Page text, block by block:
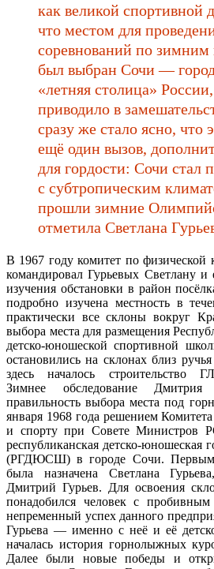
как великой спортивной
что местом для
соревнований по зимним
был выбран Сочи —
«летняя столица»
приводило в
сразу же стало ясно, что
ещё один вызов,
для гордости: Сочи стал
с субтропическим
прошли зимние
отметила Светлана
В 1967 году комитет по физической
командировал Гурьевых Светлану и
изучения обстановки в район
подробно изучена местность в
практически все склоны вокруг
выбора места для размещения
детско-юношеской спортивной
остановились на склонах близ
здесь началось строительство
Зимнее обследование Дмитрия
правильность выбора места под
января 1968 года решением
и спорту при Совете Министров
республиканская детско-юношеская
(РГДЮСШ) в городе Сочи.
была назначена Светлана
Дмитрий Гурьев. Для освоения
понадобился человек с
непременный успех данного
Гурьева — именно с неё и её
началась история горнолыжных
Далее были новые победы и